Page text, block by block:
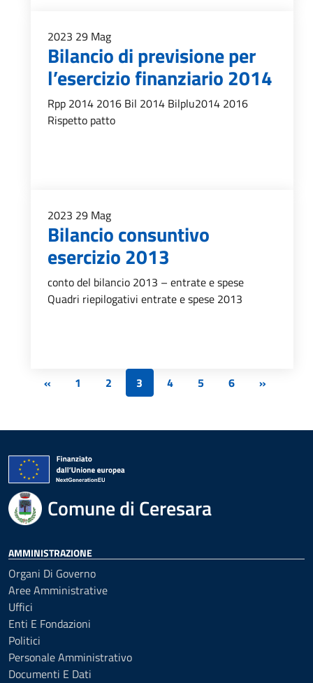
2023 29 Mag
Bilancio di previsione per
l’esercizio finanziario 2014
Rpp 2014 2016 Bil 2014 Bilplu2014 2016
Rispetto patto
2023 29 Mag
Bilancio consuntivo
esercizio 2013
conto del bilancio 2013 – entrate e spese
Quadri riepilogativi entrate e spese 2013
« 1 2 3 4 5 6 »
Comune di Ceresara
AMMINISTRAZIONE
Organi Di Governo
Aree Amministrative
Uffici
Enti E Fondazioni
Politici
Personale Amministrativo
Documenti E Dati